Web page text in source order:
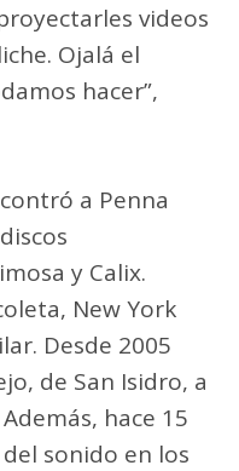
videos
Ojalá el
hacer”,
a Penna
y Calix.
New York
Desde 2005
de San Isidro, a
hace 15
sonido en los